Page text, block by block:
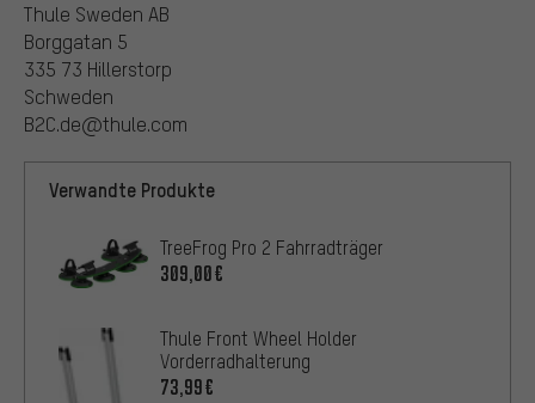
Thule Sweden AB
Borggatan 5
335 73 Hillerstorp
Schweden
B2C.de@thule.com
Verwandte Produkte
TreeFrog Pro 2 Fahrradträger
309,00€
Thule Front Wheel Holder
Vorderradhalterung
73,99€